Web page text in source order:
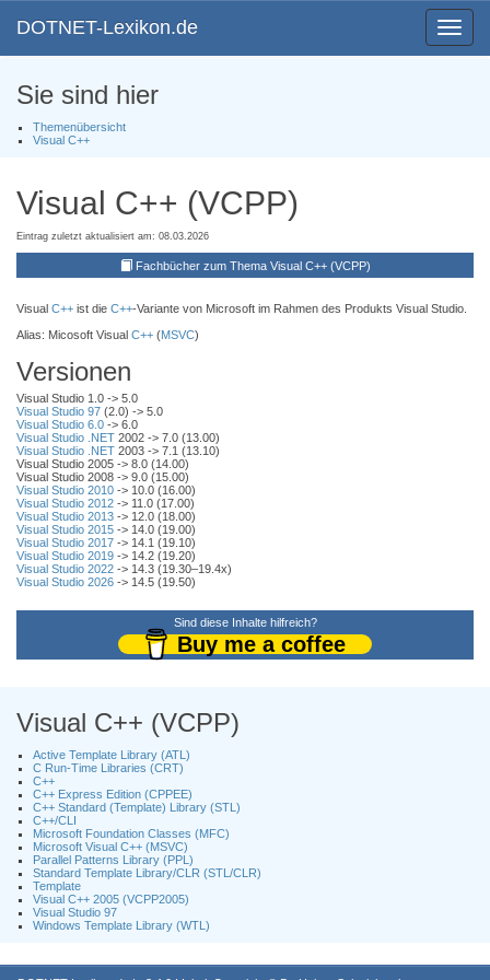
Toggle
DOTNET-Lexikon.de
Sie sind hier
Themenübersicht
Visual C++
Visual C++ (VCPP)
Eintrag zuletzt aktualisiert am: 08.03.2026
Fachbücher zum Thema Visual C++ (VCPP)
Visual C++ ist die C++-Variante von Microsoft im Rahmen des Produkts Visual Studio.
Alias: Micosoft Visual C++ (MSVC)
Versionen
Visual Studio 1.0 -> 5.0
Visual Studio 97 (2.0) -> 5.0
Visual Studio 6.0 -> 6.0
Visual Studio .NET 2002 -> 7.0 (13.00)
Visual Studio .NET 2003 -> 7.1 (13.10)
Visual Studio 2005 -> 8.0 (14.00)
Visual Studio 2008 -> 9.0 (15.00)
Visual Studio 2010 -> 10.0 (16.00)
Visual Studio 2012 -> 11.0 (17.00)
Visual Studio 2013 -> 12.0 (18.00)
Visual Studio 2015 -> 14.0 (19.00)
Visual Studio 2017 -> 14.1 (19.10)
Visual Studio 2019 -> 14.2 (19.20)
Visual Studio 2022 -> 14.3 (19.30–19.4x)
Visual Studio 2026 -> 14.5 (19.50)
Sind diese Inhalte hilfreich?
Buy me a coffee
Visual C++ (VCPP)
Active Template Library (ATL)
C Run-Time Libraries (CRT)
C++
C++ Express Edition (CPPEE)
C++ Standard (Template) Library (STL)
C++/CLI
Microsoft Foundation Classes (MFC)
Microsoft Visual C++ (MSVC)
Parallel Patterns Library (PPL)
Standard Template Library/CLR (STL/CLR)
Template
Visual C++ 2005 (VCPP2005)
Visual Studio 97
Windows Template Library (WTL)